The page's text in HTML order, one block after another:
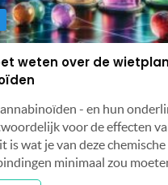
weten over de
- en hun
voor de effecten
is wat je van deze chemische
minimaal zou